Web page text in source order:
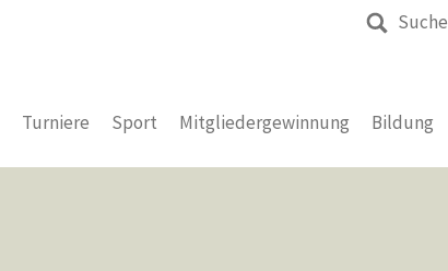
Suche
Turniere Sport Mitgliedergewinnung Bildung